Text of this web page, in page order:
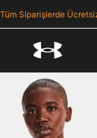
Tüm Siparişlerde